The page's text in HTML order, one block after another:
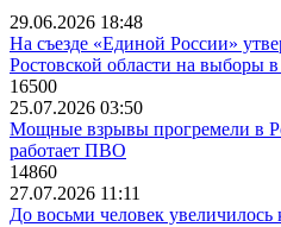
29.06.2026 18:48
На съезде «Единой России»
Ростовской области на выборы
16500
25.07.2026 03:50
Мощные взрывы прогремели в
работает ПВО
14860
27.07.2026 11:11
До восьми человек увеличилось